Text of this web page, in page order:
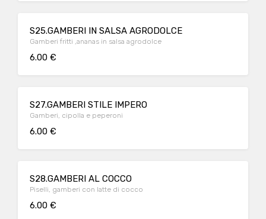
S25.GAMBERI IN SALSA AGRODOLCE
Gamberi fritti ,ananas in salsa agrodolce
6.00 €
S27.GAMBERI STILE IMPERO
Gamberi, cipolla e peperoni
6.00 €
S28.GAMBERI AL COCCO
Piselli, gamberi con latte di cocco
6.00 €